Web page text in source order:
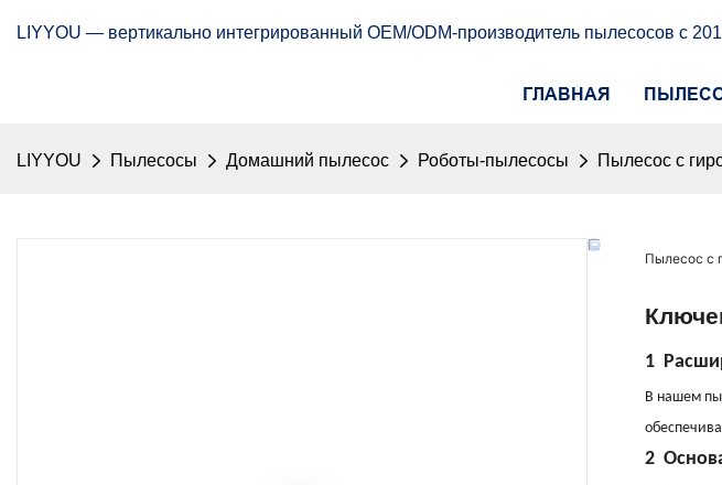
LIYYOU — вертикально интегрированный OEM/ODM-производитель пылесосов с
ГЛАВНАЯ
LIYYOU Пылесосы Домашний пылесос Роботы-пылесосы Пылесос с
Пылесос с
1
В нашем
2